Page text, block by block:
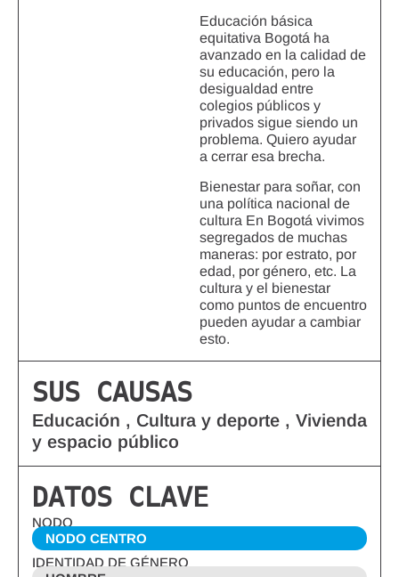
Educación básica
equitativa Bogotá ha
avanzado en la calidad de
su educación, pero la
desigualdad entre
colegios públicos y
privados sigue siendo un
problema. Quiero ayudar
a cerrar esa brecha.
Bienestar para soñar, con
una política nacional de
cultura En Bogotá vivimos
segregados de muchas
maneras: por estrato, por
edad, por género, etc. La
cultura y el bienestar
como puntos de encuentro
pueden ayudar a cambiar
esto.
SUS CAUSAS
Educación , Cultura y deporte , Vivienda
y espacio público
DATOS CLAVE
NODO
NODO CENTRO
IDENTIDAD DE GÉNERO